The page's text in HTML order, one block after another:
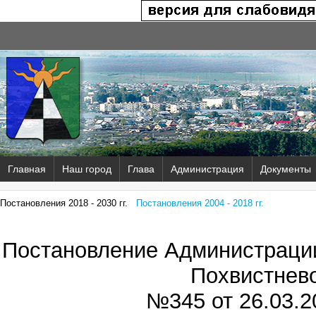
Главная Наш город Глава Администрация Документы
Постановления 2018 - 2030 гг. Постановления 2004 - 2018 гг.
Постановление
№345 от